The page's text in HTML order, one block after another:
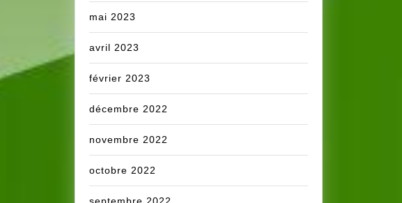
mai 2023
avril 2023
février 2023
décembre 2022
novembre 2022
octobre 2022